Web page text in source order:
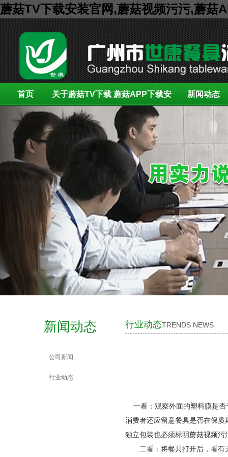
蘑菇TV下载安装官网,蘑菇视频污污,蘑菇
首页 关于蘑菇TV下载
安装官网
蘑菇APP下载安
装展示
新闻动态
新闻动态
公司新闻
行业动态
行业动态TRENDS NEWS
一看：观察外面的塑料膜是否
消费者还应留意餐具是否在保质期内
独立包装也必须标明蘑菇视频污污日
二看：将餐具打开后，看